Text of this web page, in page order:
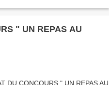
" UN REPAS AU